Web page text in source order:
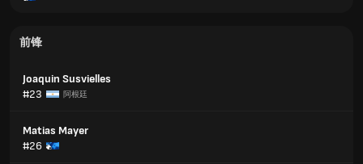
前锋
Joaquin Susvielles
#23
阿根廷
Matias Mayer
#26